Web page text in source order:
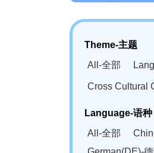
Theme-主题
All-全部
Cross Cultural
Language-语种
All-全部